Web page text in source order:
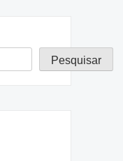
Pesquisar